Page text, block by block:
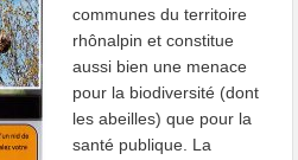
communes du territoire
rhônalpin et constitue
aussi bien une menace
pour la biodiversité (dont
les abeilles) que pour la
santé publique. La